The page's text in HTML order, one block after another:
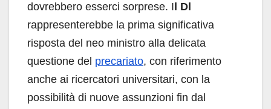
dovrebbero esserci sorprese. I l Dl
rappresenterebbe la prima significativa
risposta del neo ministro alla delicata
questione del precariato, con riferimento
anche ai ricercatori universitari, con la
possibilità di nuove assunzioni fin dal